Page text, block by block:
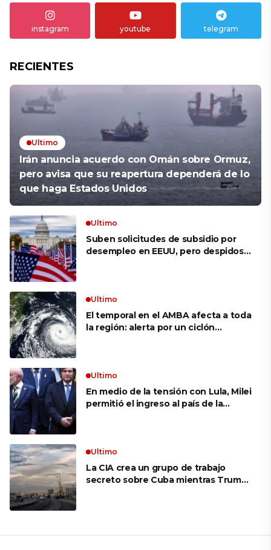
instagram youtube telegram
RECIENTES
Ultimo
Irán anuncia acuerdo con Omán sobre Ormuz,
pero avisa que su reapertura dependerá de lo
que haga Estados Unidos
Ultimo
Suben solicitudes de subsidio por
desempleo en EEUU, pero despidos
Ultimo
El temporal en el AMBA afecta a toda
la región: alerta por un ciclón
Ultimo
En medio de la tensión con Lula, Milei
permitió el ingreso al país de la
Ultimo
La CIA crea un grupo de trabajo
secreto sobre Cuba mientras Trump